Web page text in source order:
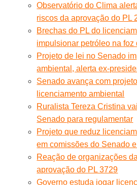
Observatório do Clima
riscos da aprovação do PL
Brechas do PL do
impulsionar petróleo na foz
Projeto de lei no Senado
ambiental, alerta ex-
Senado avança com
licenciamento ambiental
Ruralista Tereza Cristina
Senado para regulamentar
Projeto que reduz
em comissões do Senado
Reação de organizações
aprovação do PL 3729
Governo estuda jogar